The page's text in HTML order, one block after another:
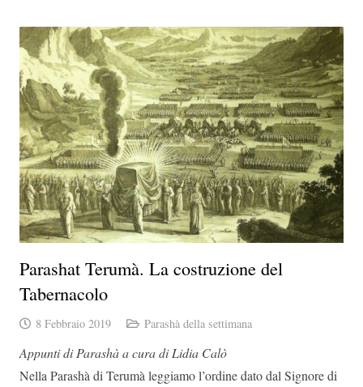
Parashat Terumà. La costruzione del
Tabernacolo
8 Febbraio 2019 Parashà della settimana
Appunti di Parashà a cura di Lidia Calò
Nella Parashà di Terumà leggiamo l’ordine dato dal Signore di